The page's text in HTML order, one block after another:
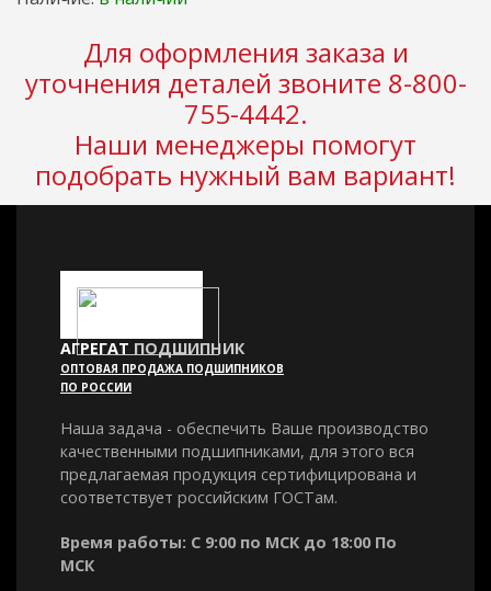
Для оформления заказа и
уточнения деталей звоните 8-800-
755-4442.
Наши менеджеры помогут
подобрать нужный вам вариант!
АГРЕГАТ ПОДШИПНИК
ОПТОВАЯ ПРОДАЖА ПОДШИПНИКОВ
ПО РОССИИ
Наша задача - обеспечить Ваше производство
качественными подшипниками, для этого вся
предлагаемая продукция сертифицирована и
соответствует российским ГОСТам.
Время работы: С 9:00 по МСК до 18:00 По
МСК